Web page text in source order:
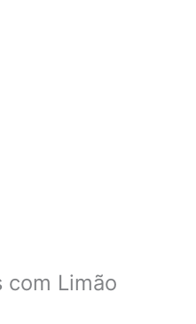
com Limão